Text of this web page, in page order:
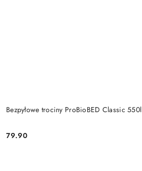
Bezpyłowe trociny ProBioBED Classic 550l
Cena:
79.90